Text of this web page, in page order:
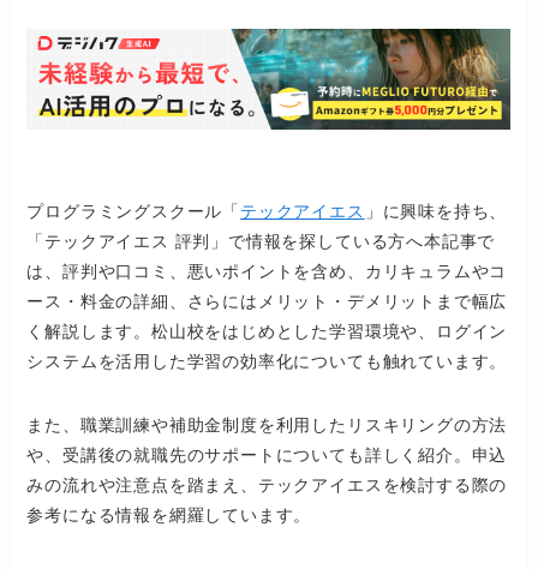
プログラミングスクール「 テックアイエス 」に興味を持ち、
「テックアイエス 評判」で情報を探している方へ本記事で
は、評判や口コミ、悪いポイントを含め、カリキュラムやコ
ース・料金の詳細、さらにはメリット・デメリットまで幅広
く解説します。松山校をはじめとした学習環境や、ログイン
システムを活用した学習の効率化についても触れています。
また、職業訓練や補助金制度を利用したリスキリングの方法
や、受講後の就職先のサポートについても詳しく紹介。申込
みの流れや注意点を踏まえ、テックアイエスを検討する際の
参考になる情報を網羅しています。